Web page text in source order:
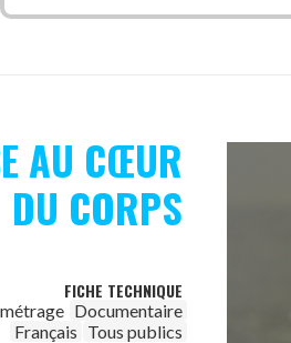
AU CŒUR
DU CORPS
FICHE TECHNIQUE
Documentaire
Français Tous publics